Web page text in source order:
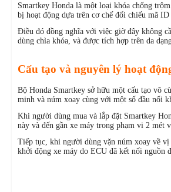
Smartkey Honda là một loại khóa chống
bị hoạt động dựa trên cơ chế đối chiếu mã
Điều đó đồng nghĩa với việc giờ đây không
dùng chìa khóa, và được tích hợp trên da
Cấu tạo và nguyên lý hoạt
Bộ Honda Smartkey sở hữu một cấu tạo vô
minh và núm xoay cùng với một số đầu nối
Khi người dùng mua và lắp đặt Smartkey
này và đến gần xe máy trong phạm vi 2 mét
Tiếp tục, khi người dùng vặn núm xoay về
khởi động xe máy do ECU đã kết nối nguồn